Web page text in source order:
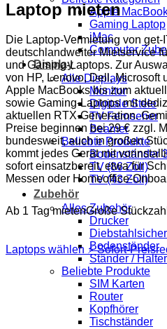
Apple
Gaming Laptop
iMac
Computer
Display
Alle Displays
Monitor
Digitale Stele
TV Fernseher
Beamer
Beliebte Produkte
Bodenständer
TV (86 Zoll)
TV (43 Zoll)
Zubehör
Alles Zubehör
Drucker
Bodenständer
Ständer /
Beliebte Produkte
SIM Karten
Router
Kopfhörer
Tischständer
Laptop mieten
Die Laptop-Vermietung von get-
deutschlandweiter Mietservice
und Gaming-Laptops. Zur
von HP, Lenovo, Dell, Microsoft
Apple MacBooks bis zum
sowie Gaming-Laptops mit
aktuellen RTX-Generation.
Preise beginnen bei 29 € zzgl.
bundesweit, auch in großen
kommt jedes Gerät mit
sofort einsatzbereit, etwa für
Messen oder Homeoffice-
Ab 1 Tag mietenGroße
Laptops wählen ⚡ Sofort-